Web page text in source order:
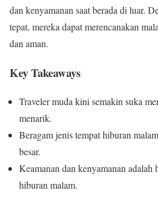
dan kenyamanan saat berada di luar.
tepat, mereka dapat merencanakan
dan aman.
Key Takeaways
Traveler muda kini semakin suka
menarik.
Beragam jenis tempat hiburan
besar.
Keamanan dan kenyamanan adalah
hiburan malam.